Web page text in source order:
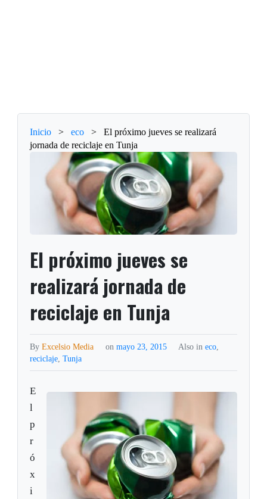
Inicio > eco >
El próximo jueves se realizará
jornada de reciclaje en Tunja
El próximo jueves se
realizará jornada de
reciclaje en Tunja
ByExcelsio Media on mayo 23, 2015 Also in eco,
reciclaje,Tunja
E
l
p
r
ó
x
i